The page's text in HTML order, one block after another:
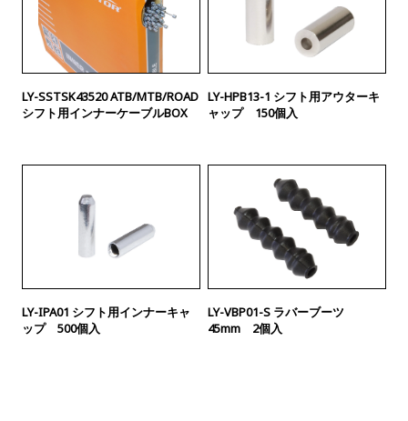
LY-SSTSK43520 ATB/MTB/ROAD
シフト用インナーケーブルBOX
LY-HPB13-1 シフト用アウターキ
ャップ 150個入
LY-IPA01 シフト用インナーキャ
ップ 500個入
LY-VBP01-S ラバーブーツ
45mm 2個入